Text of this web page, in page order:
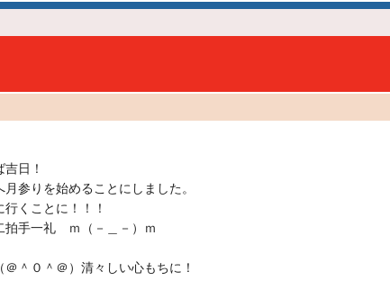
日！
参りを始めることにしました。
くことに！！！
拍手一礼 ｍ（－＿－）ｍ
＾０＾＠）清々しい心もちに！